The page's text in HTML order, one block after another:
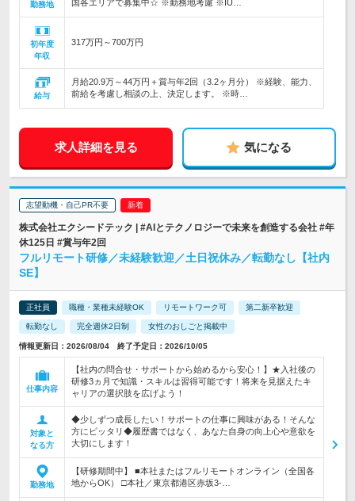
勤務地
国各エリアで募集中☆ ※勤務地考慮 ※IU…
初年度
年収
317万円～700万円
給与
月給20.9万～44万円＋賞与年2回（3.2ヶ月分） ※経験、能力、
前給を考慮し相談の上、決定します。 ※時…
求人詳細を見る 気になる
志望動機・自己PR不要
株式会社エクシードテック | #AIとテクノロジーで未来を創造する会社 #年
休125日 #賞与年2回
フルリモート研修／未経験歓迎／土日祝休み／転勤なし【社内
SE】
正社員 職種・業種未経験OK リモートワーク可 第二新卒歓迎
転勤なし 完全週休2日制 女性のおしごと掲載中
情報更新日：2026/08/04 終了予定日：2026/10/05
仕事内容
【社内の問合せ・サポートから始めるから安心！】★入社後の
研修3ヵ月で知識・スキルは習得可能です！将来を見据えたキ
ャリアの選択肢を広げよう！
対象と
なる方
◆少しずつ成長したい！サポートの仕事に興味がある！そんな
方にピッタリ◆履歴書ではなく、あなた自身の向上心や意欲を
大切にします！
勤務地
【研修期間中】 ■本社またはフルリモートオンライン（全国各
地からOK） □本社／東京都港区赤坂3-…